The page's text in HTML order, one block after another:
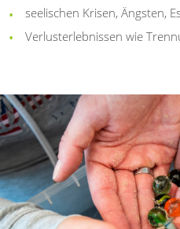
seelischen Krisen, Ängsten,
Verlusterlebnissen wie